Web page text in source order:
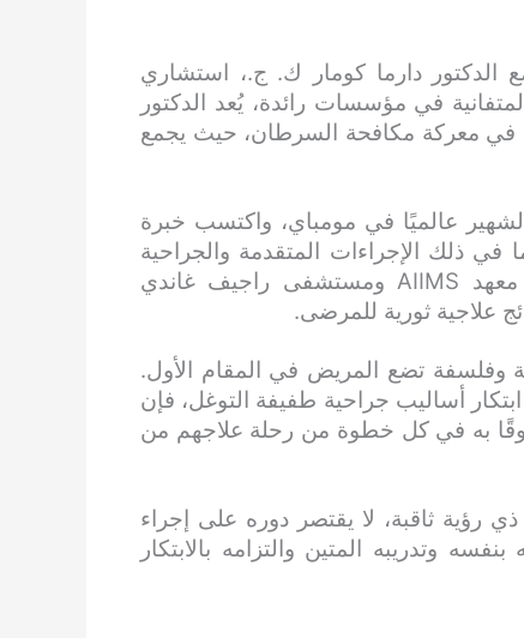
الدكتور دارما كومار ك. ج.، استشاري
في مؤسسات رائدة، يُعد الدكتور
في معركة مكافحة السرطان، حيث يجمع
عالميًا في مومباي، واكتسب خبرة
ذلك الإجراءات المتقدمة والجراحية
طفيفة التوغل. تعكس خبرته مع مراكز مرموقة مثل معهد AIIMS ومستشفى راجيف غاندي
علاجية ثورية للمرضى.
وفلسفة تضع المريض في المقام الأول.
أساليب جراحية طفيفة التوغل، فإن
به في كل خطوة من رحلة علاجهم من
ذي رؤية ثاقبة، لا يقتصر دوره على إجراء
وتدريبه المتين والتزامه بالابتكار